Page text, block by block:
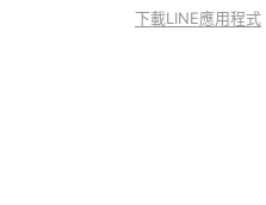
下載LINE應用程式